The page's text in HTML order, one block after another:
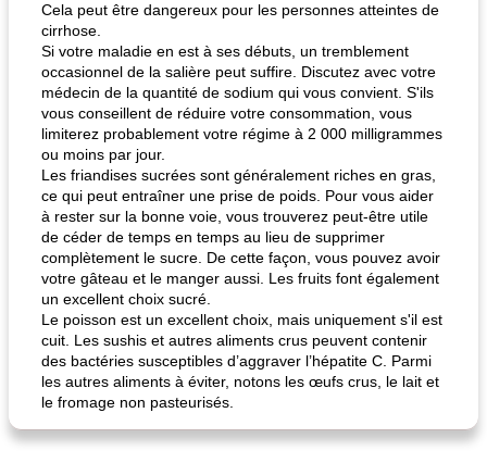
fiesta tostadas le méga's jopp joes
Cela peut être dangereux pour les personnes atteintes de
cirrhose.
Si votre maladie en est à ses débuts, un tremblement
occasionnel de la salière peut suffire. Discutez avec votre
médecin de la quantité de sodium qui vous convient. S'ils
vous conseillent de réduire votre consommation, vous
limiterez probablement votre régime à 2 000 milligrammes
ou moins par jour.
Les friandises sucrées sont généralement riches en gras,
ce qui peut entraîner une prise de poids. Pour vous aider
à rester sur la bonne voie, vous trouverez peut-être utile
de céder de temps en temps au lieu de supprimer
complètement le sucre. De cette façon, vous pouvez avoir
votre gâteau et le manger aussi. Les fruits font également
un excellent choix sucré.
Le poisson est un excellent choix, mais uniquement s'il est
cuit. Les sushis et autres aliments crus peuvent contenir
des bactéries susceptibles d’aggraver l’hépatite C. Parmi
les autres aliments à éviter, notons les œufs crus, le lait et
le fromage non pasteurisés.